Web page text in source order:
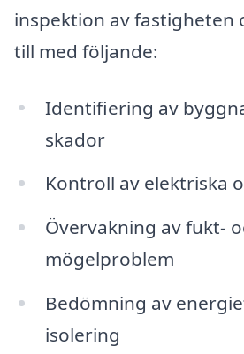
inspektion av fastigheten
till med följande:
Identifiering av
skador
Kontroll av elektriska
Övervakning av fukt-
mögelproblem
Bedömning av
isolering